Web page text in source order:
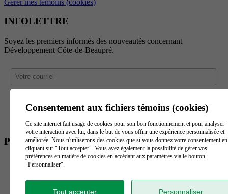
INFOLETTRE
Soyez les premiers informés des nouveautés concernant
Développement Côte-de-Beaupré.
PARTENAIRES
Consentement aux fichiers témoins (cookies)
Ce site internet fait usage de cookies pour son bon fonctionnement et pour analyser
votre interaction avec lui, dans le but de vous offrir une expérience personnalisée et
améliorée. Nous n'utiliserons des cookies que si vous donnez votre consentement en
cliquant sur "Tout accepter". Vous avez également la possibilité de gérer vos
préférences en matière de cookies en accédant aux paramètres via le bouton
"Personnaliser".
Tout accepter Personnaliser